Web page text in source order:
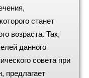
станет
возраста. Так,
данного
совета при
предлагает